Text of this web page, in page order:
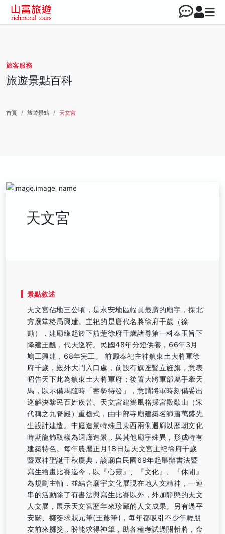
旅客服務
旅遊景點百科
首頁 旅遊景點 天文宮
天文宮
景點敘述
天文宮佔地三公頃，是永安地區幅員最廣的廟宇，採北
方廟堂格局興建。主祀的是唐代名將徐府千歲（徐
勣），建廟緣起於下茄萣徐府千歲諸尊第一科奉玉旨下
降建王醮，代天巡狩。民國48年分燈供養，66年3月
鳩工興建，68年完工。 前殿奉祀主神鎮東土大將軍徐
府千歲，殿外大門入口處，前設有旗座豎立旌旗，意表
昭告天下此為鎮東土大將軍府；後置大將軍部屬手牽天
馬，以示備馬隨時「蓄勢待發」，意謂將軍時刻備妥出
巡解決黎民百姓疾苦。天文宮建築風格採宮殿歇山（宋
代稱之九脊殿）重檐式，由中部寺廟建築名師蕭萬盛先
生設計建造。中庭造景特殊且東西兩側迴廊以歷朝文化
時期龍飾取樣為迴廊造景，與其他廟宇殊異，形成特有
建築特色。每年農曆正月18日是天文宮主祀徐府千歲
暨眾神聖誕千秋慶典，該廟自民國69年起舉辦書法暨
寫生繪畫比賽迄今，以『心靈』、『文化』、『休閒』
為規劃主軸，並結合廟宇文化展現在地人文精神，一連
串的活動除了有書法與寫生比賽以外，外加靜態的天文
人文展，展示天文宮歷年來珍藏的人文成果。另有過平
安關、擲筊求狀元筆(王爺筆)，每年都吸引不少年輕朋
友前來擲筊，盼能求得神筆，助各種考試過關斬將，金